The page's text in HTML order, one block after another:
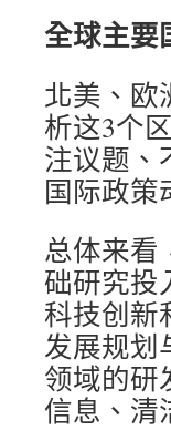
全球主要
北美、欧
析这3个
注议题、
国际政策
总体来看
础研究投
科技创新
发展规划
领域的研
信息、清